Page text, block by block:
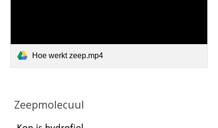
Hoe werkt zeep.mp4
Zeepmolecuul